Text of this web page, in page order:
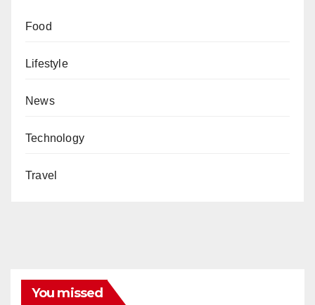
Food
Lifestyle
News
Technology
Travel
You missed